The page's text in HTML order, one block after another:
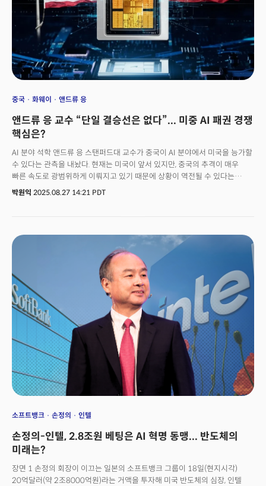
중국 화웨이 앤드류 응
앤드류 응 교수 “단일 결승선은 없다”... 미중 AI 패권 경쟁
핵심은?
AI 분야 석학 앤드류 응 스탠퍼드대 교수가 중국이 AI 분야에서 미국을 능가할
수 있다는 관측을 내놨다. 현재는 미국이 앞서 있지만, 중국의 추격이 매우
빠른 속도로 광범위하게 이뤄지고 있기 때문에 상황이 역전될 수 있다는
주장이다. 응 교수는 딥러닝닷에이아이(deeplearning.ai) 블로그를 통해
등이 주도하는 미국의 AI 모델 생태계는 여전히 폐쇄형 모델 중심이고, 반도체
제조 역량도 아시아 대비 상대적으로 열위에 있다는 냉정한 분석이다.
박원익 2025.08.27 14:21 PDT
소프트뱅크 손정의 인텔
손정의-인텔, 2.8조원 베팅은 AI 혁명 동맹... 반도체의
미래는?
장면 1 손정의 회장이 이끄는 일본의 소프트뱅크 그룹이 18일(현지시각)
20억달러(약 2조8000억원)라는 거액을 투자해 미국 반도체의 심장, 인텔